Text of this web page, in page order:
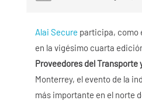
Alai Secure participa, como
en la vigésimo cuarta
Proveedores del Transporte
Monterrey, el evento de la
más importante en el norte